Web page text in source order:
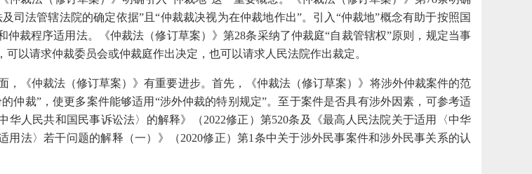
司法管辖法院的确定依据”且“仲裁裁决视为在仲裁地作出”。引入“仲裁地”概念有助于按照国
仲裁程序适用法。《仲裁法（修订草案）》第28条采纳了仲裁庭“自裁管辖权”原则，规定当事
可以请求仲裁委员会或仲裁庭作出决定，也可以请求人民法院作出裁定。
，《仲裁法（修订草案）》有重要进步。首先，《仲裁法（修订草案）》将涉外仲裁案件的范
仲裁”，使更多案件能够适用“涉外仲裁的特别规定”。至于案件是否具有涉外因素，可参考适
华人民共和国民事诉讼法〉的解释》（2022修正）第520条及《最高人民法院关于适用〈中华
用法〉若干问题的解释（一）》（2020修正）第1条中关于涉外民事案件和涉外民事关系的认